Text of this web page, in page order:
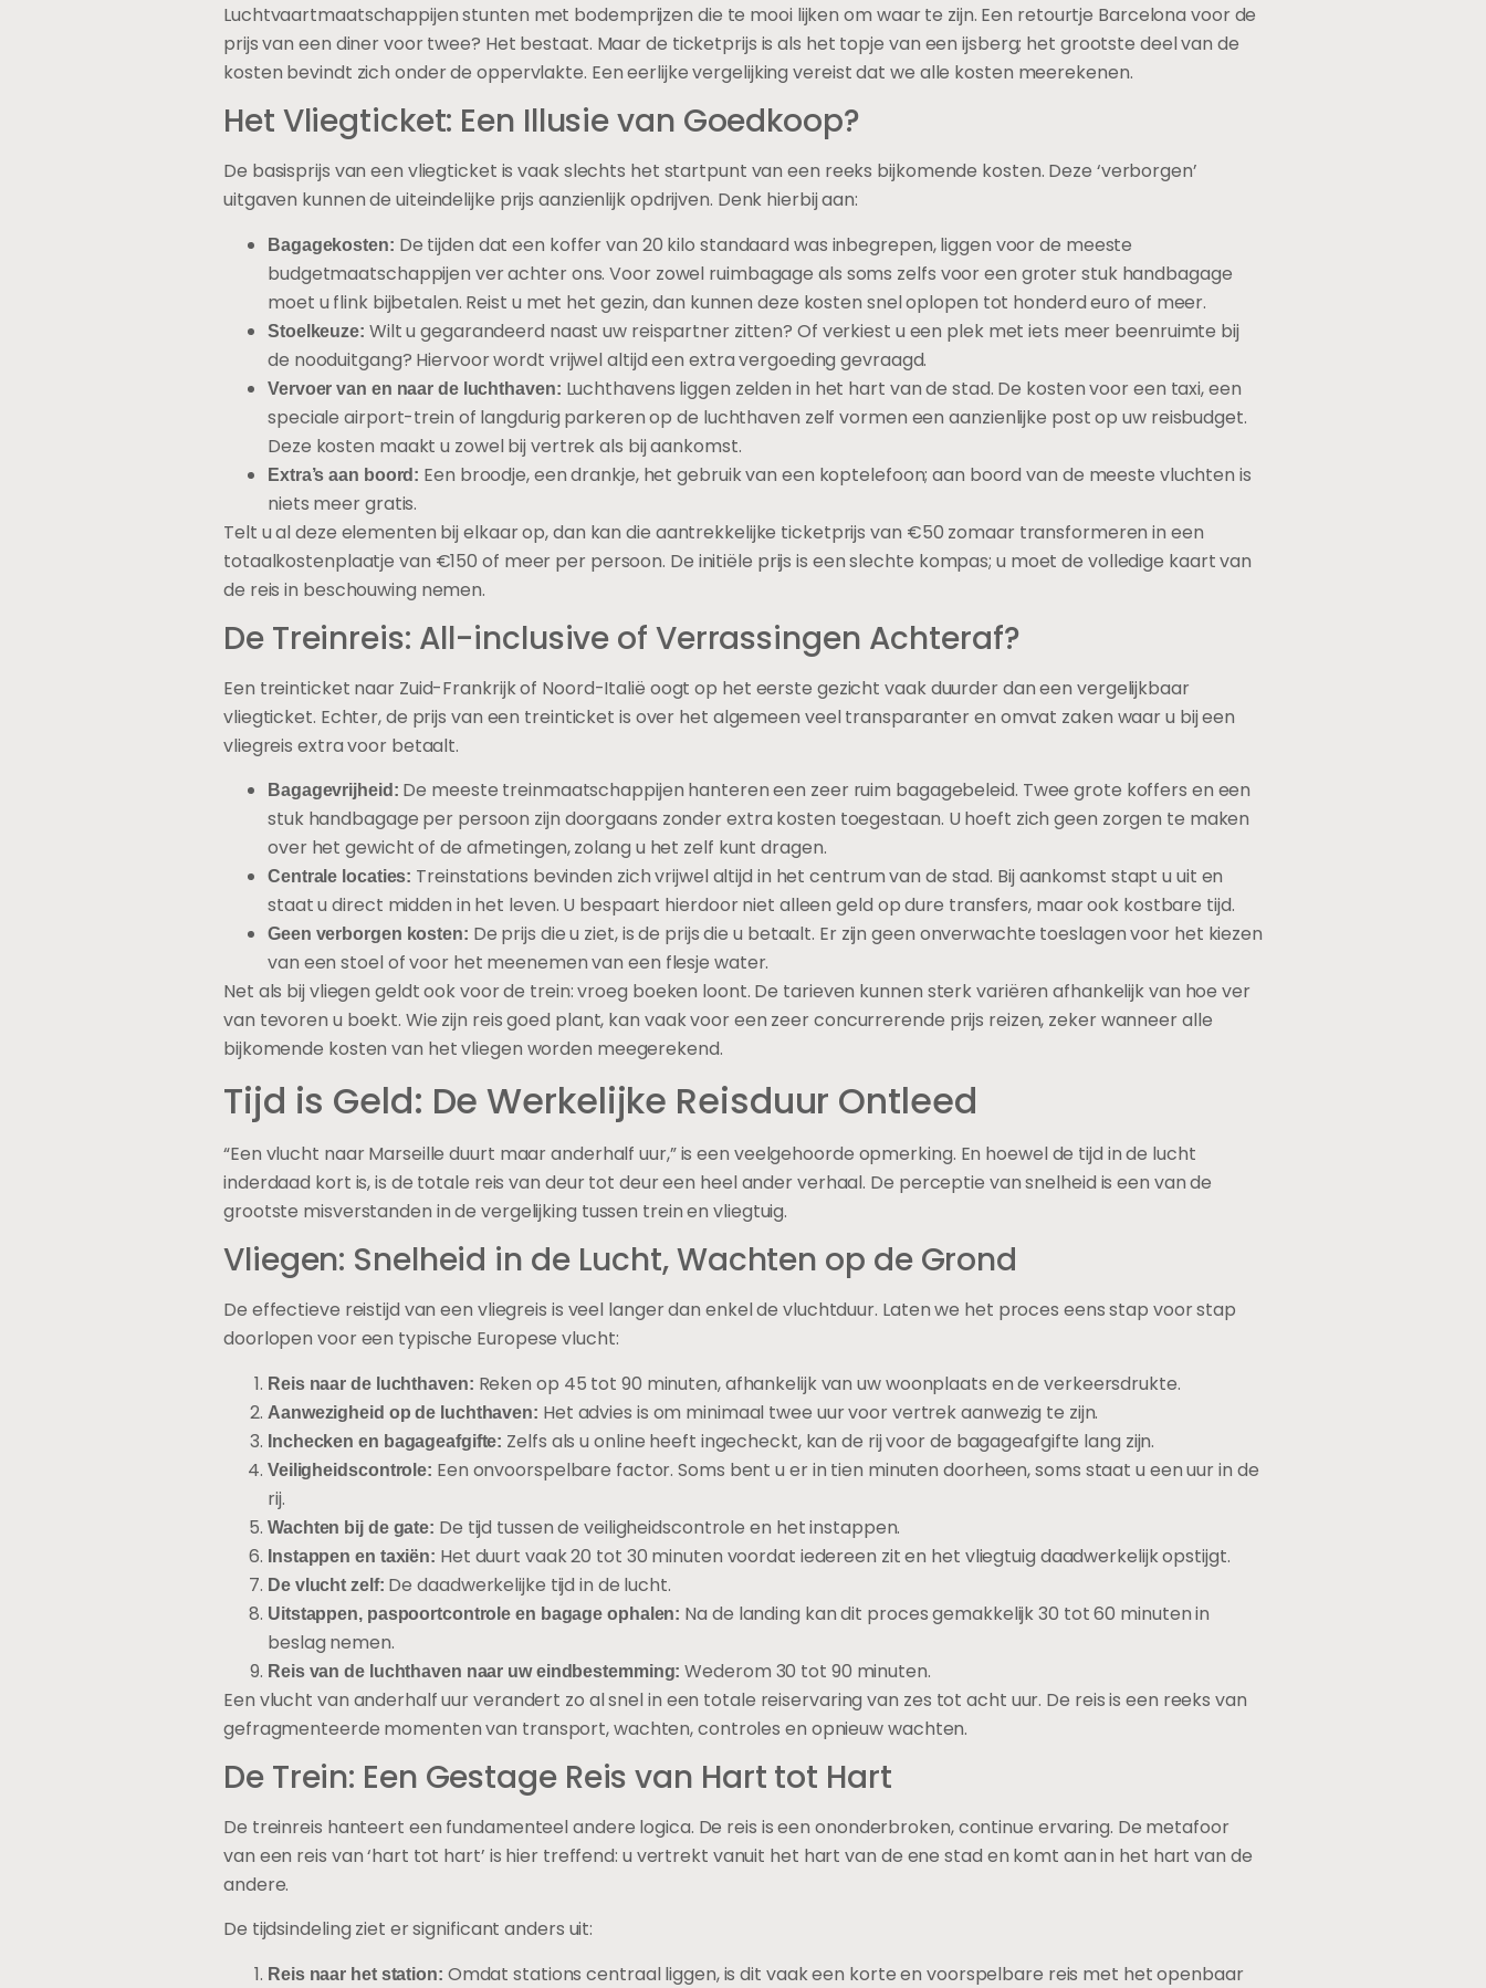
Luchtvaartmaatschappijen stunten met bodemprijzen die te mooi lijken om waar te zijn. Een retourtje Barcelona voor de
prijs van een diner voor twee? Het bestaat. Maar de ticketprijs is als het topje van een ijsberg; het grootste deel van de
kosten bevindt zich onder de oppervlakte. Een eerlijke vergelijking vereist dat we alle kosten meerekenen.
Het Vliegticket: Een Illusie van Goedkoop?
De basisprijs van een vliegticket is vaak slechts het startpunt van een reeks bijkomende kosten. Deze ‘verborgen’
uitgaven kunnen de uiteindelijke prijs aanzienlijk opdrijven. Denk hierbij aan:
Bagagekosten: De tijden dat een koffer van 20 kilo standaard was inbegrepen, liggen voor de meeste
budgetmaatschappijen ver achter ons. Voor zowel ruimbagage als soms zelfs voor een groter stuk handbagage
moet u flink bijbetalen. Reist u met het gezin, dan kunnen deze kosten snel oplopen tot honderd euro of meer.
Stoelkeuze: Wilt u gegarandeerd naast uw reispartner zitten? Of verkiest u een plek met iets meer beenruimte bij
de nooduitgang? Hiervoor wordt vrijwel altijd een extra vergoeding gevraagd.
Vervoer van en naar de luchthaven: Luchthavens liggen zelden in het hart van de stad. De kosten voor een taxi, een
speciale airport-trein of langdurig parkeren op de luchthaven zelf vormen een aanzienlijke post op uw reisbudget.
Deze kosten maakt u zowel bij vertrek als bij aankomst.
Extra’s aan boord: Een broodje, een drankje, het gebruik van een koptelefoon; aan boord van de meeste vluchten is
niets meer gratis.
Telt u al deze elementen bij elkaar op, dan kan die aantrekkelijke ticketprijs van €50 zomaar transformeren in een
totaalkostenplaatje van €150 of meer per persoon. De initiële prijs is een slechte kompas; u moet de volledige kaart van
de reis in beschouwing nemen.
De Treinreis: All-inclusive of Verrassingen Achteraf?
Een treinticket naar Zuid-Frankrijk of Noord-Italië oogt op het eerste gezicht vaak duurder dan een vergelijkbaar
vliegticket. Echter, de prijs van een treinticket is over het algemeen veel transparanter en omvat zaken waar u bij een
vliegreis extra voor betaalt.
Bagagevrijheid: De meeste treinmaatschappijen hanteren een zeer ruim bagagebeleid. Twee grote koffers en een
stuk handbagage per persoon zijn doorgaans zonder extra kosten toegestaan. U hoeft zich geen zorgen te maken
over het gewicht of de afmetingen, zolang u het zelf kunt dragen.
Centrale locaties: Treinstations bevinden zich vrijwel altijd in het centrum van de stad. Bij aankomst stapt u uit en
staat u direct midden in het leven. U bespaart hierdoor niet alleen geld op dure transfers, maar ook kostbare tijd.
Geen verborgen kosten: De prijs die u ziet, is de prijs die u betaalt. Er zijn geen onverwachte toeslagen voor het kiezen
van een stoel of voor het meenemen van een flesje water.
Net als bij vliegen geldt ook voor de trein: vroeg boeken loont. De tarieven kunnen sterk variëren afhankelijk van hoe ver
van tevoren u boekt. Wie zijn reis goed plant, kan vaak voor een zeer concurrerende prijs reizen, zeker wanneer alle
bijkomende kosten van het vliegen worden meegerekend.
Tijd is Geld: De Werkelijke Reisduur Ontleed
“Een vlucht naar Marseille duurt maar anderhalf uur,” is een veelgehoorde opmerking. En hoewel de tijd in de lucht
inderdaad kort is, is de totale reis van deur tot deur een heel ander verhaal. De perceptie van snelheid is een van de
grootste misverstanden in de vergelijking tussen trein en vliegtuig.
Vliegen: Snelheid in de Lucht, Wachten op de Grond
De effectieve reistijd van een vliegreis is veel langer dan enkel de vluchtduur. Laten we het proces eens stap voor stap
doorlopen voor een typische Europese vlucht:
Reis naar de luchthaven: Reken op 45 tot 90 minuten, afhankelijk van uw woonplaats en de verkeersdrukte.
Aanwezigheid op de luchthaven: Het advies is om minimaal twee uur voor vertrek aanwezig te zijn.
Inchecken en bagageafgifte: Zelfs als u online heeft ingecheckt, kan de rij voor de bagageafgifte lang zijn.
Veiligheidscontrole: Een onvoorspelbare factor. Soms bent u er in tien minuten doorheen, soms staat u een uur in de
rij.
Wachten bij de gate: De tijd tussen de veiligheidscontrole en het instappen.
Instappen en taxiën: Het duurt vaak 20 tot 30 minuten voordat iedereen zit en het vliegtuig daadwerkelijk opstijgt.
De vlucht zelf: De daadwerkelijke tijd in de lucht.
Uitstappen, paspoortcontrole en bagage ophalen: Na de landing kan dit proces gemakkelijk 30 tot 60 minuten in
beslag nemen.
Reis van de luchthaven naar uw eindbestemming: Wederom 30 tot 90 minuten.
Een vlucht van anderhalf uur verandert zo al snel in een totale reiservaring van zes tot acht uur. De reis is een reeks van
gefragmenteerde momenten van transport, wachten, controles en opnieuw wachten.
De Trein: Een Gestage Reis van Hart tot Hart
De treinreis hanteert een fundamenteel andere logica. De reis is een ononderbroken, continue ervaring. De metafoor
van een reis van ‘hart tot hart’ is hier treffend: u vertrekt vanuit het hart van de ene stad en komt aan in het hart van de
andere.
De tijdsindeling ziet er significant anders uit:
Reis naar het station: Omdat stations centraal liggen, is dit vaak een korte en voorspelbare reis met het openbaar